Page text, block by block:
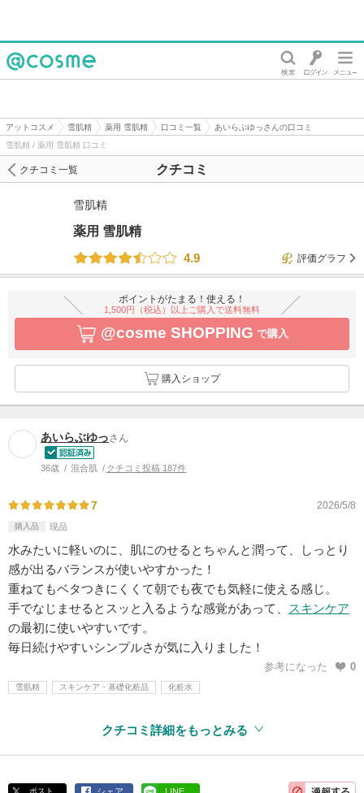
アットコスメ 雪肌精 薬用 雪肌精 口コミ一覧
あいらぶゆっさんの口コミ
雪肌精 / 薬用 雪肌精 口コミ
クチコミ
クチコミ一覧
雪肌精
薬用 雪肌精
4.9
評価グラフ
ポイントがたまる！使える！
1,500円（税込）以上ご購入で送料無料
@cosme SHOPPING で購入
購入ショップ
あいらぶゆっさん
36歳 混合肌 クチコミ投稿 187件
7 2026/5/8
購入品 現品
水みたいに軽いのに、肌にのせるとちゃんと潤って、しっとり
感が出るバランスが使いやすかった！
重ねてもベタつきにくくて朝でも夜でも気軽に使える感じ。
手でなじませるとスッと入るような感覚があって、
スキンケア
の最初に使いやすいです。
毎日続けやすいシンプルさが気に入りました！
参考になった 0
雪肌精 スキンケア・基礎化粧品 化粧水
クチコミ詳細をもっとみる
ポスト